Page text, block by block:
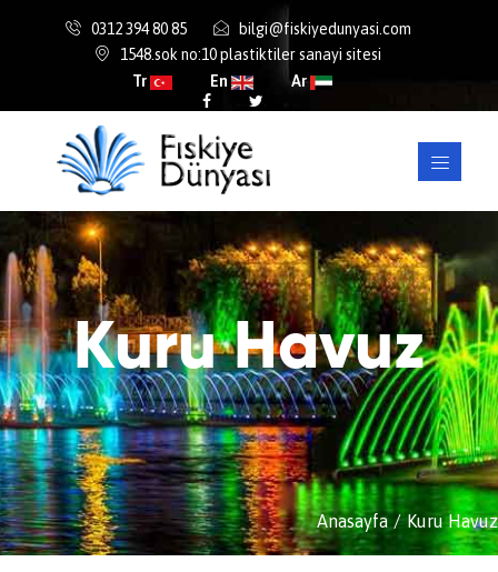
0312 394 80 85
bilgi@fiskiyedunyasi.com
1548.sok no:10 plastiktiler sanayi sitesi
Tr
En Ar
Kuru Havuz
Anasayfa Kuru Havuz